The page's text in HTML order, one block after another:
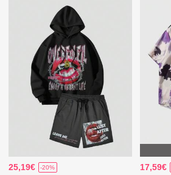
25,19€ -20% 17,59€